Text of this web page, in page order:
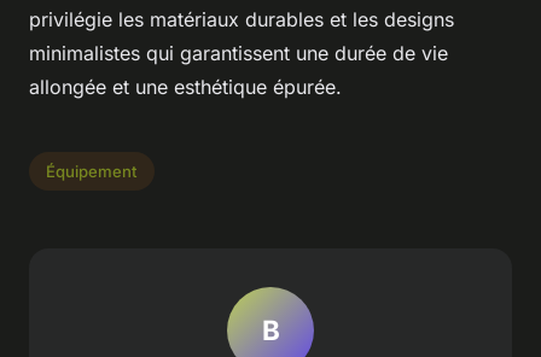
privilégie les matériaux durables et les designs
minimalistes qui garantissent une durée de vie
allongée et une esthétique épurée.
Équipement
B